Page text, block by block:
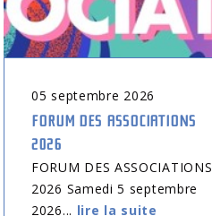
05 septembre 2026
FORUM DES ASSOCIATIONS
2026
FORUM DES ASSOCIATIONS
2026 Samedi 5 septembre
2026... lire la suite